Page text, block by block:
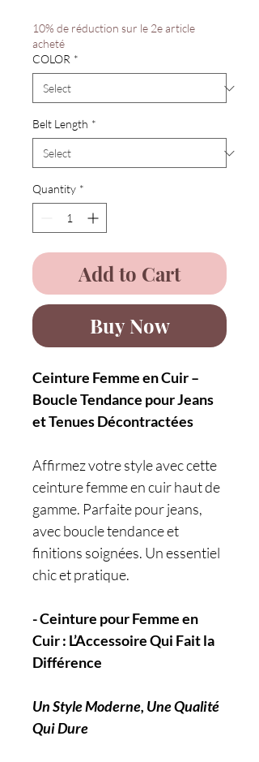
10% de réduction sur le 2e article
acheté
COLOR *
Belt Length *
Quantity *
Add to Cart
Buy Now
Ceinture Femme en Cuir –
Boucle Tendance pour Jeans
et Tenues Décontractées
Affirmez votre style avec cette
ceinture femme en cuir haut de
gamme. Parfaite pour jeans,
avec boucle tendance et
finitions soignées. Un essentiel
chic et pratique.
- Ceinture pour Femme en
Cuir : L’Accessoire Qui Fait la
Différence
Un Style Moderne, Une Qualité
Qui Dure